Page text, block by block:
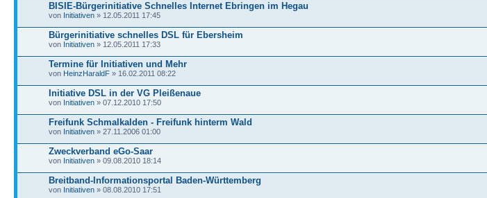
BISIE-Bürgerinitiative Schnelles Internet Ebringen im Hegau
von Initiativen » 12.05.2011 17:45
Bürgerinitiative schnelles DSL für Ebersheim
von Initiativen » 12.05.2011 17:33
Termine für Initiativen und Mehr
von HeinzHaraldF » 16.02.2011 08:22
Initiative DSL in der VG Pleißenaue
von Initiativen » 07.12.2010 17:50
Freifunk Schmalkalden - Freifunk hinterm Wald
von Initiativen » 27.11.2006 01:00
Zweckverband eGo-Saar
von Initiativen » 09.08.2010 18:14
Breitband-Informationsportal Baden-Württemberg
von Initiativen » 08.08.2010 17:51